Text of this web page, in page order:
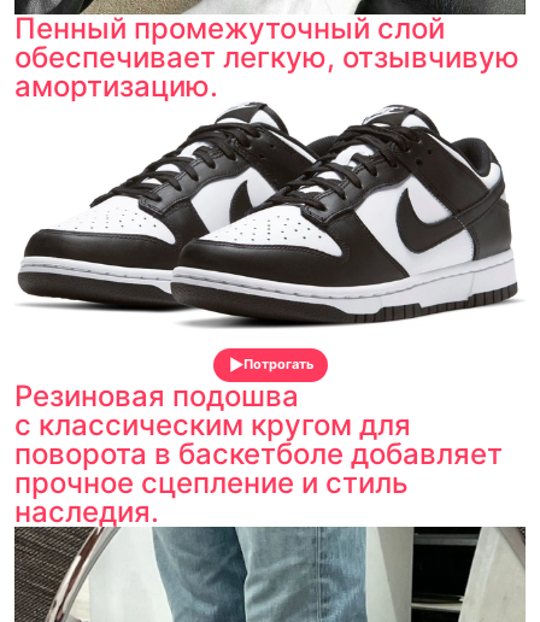
Пенный промежуточный слой
обеспечивает легкую, отзывчивую
амортизацию.
Потрогать
Резиновая подошва
с классическим кругом для
поворота в баскетболе добавляет
прочное сцепление и стиль
наследия.